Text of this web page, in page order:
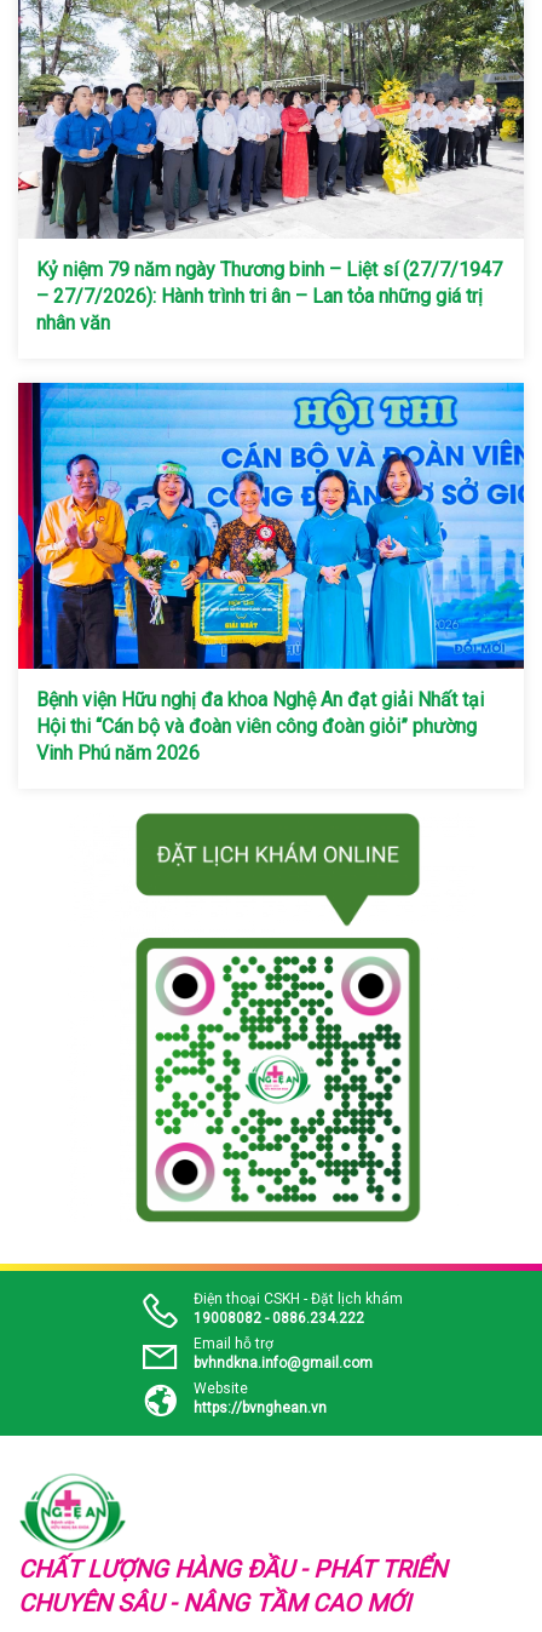
Kỷ niệm 79 năm ngày Thương binh – Liệt sí (27/7/1947
– 27/7/2026): Hành trình tri ân – Lan tỏa những giá trị
nhân văn
Bệnh viện Hữu nghị đa khoa Nghệ An đạt giải Nhất tại
Hội thi “Cán bộ và đoàn viên công đoàn giỏi” phường
Vinh Phú năm 2026
Điện thoại CSKH - Đặt lịch khám
19008082 - 0886.234.222
Email hỗ trợ
bvhndkna.info@gmail.com
Website
https://bvnghean.vn
CHẤT LƯỢNG HÀNG ĐẦU - PHÁT TRIỂN
CHUYÊN SÂU - NÂNG TẦM CAO MỚI